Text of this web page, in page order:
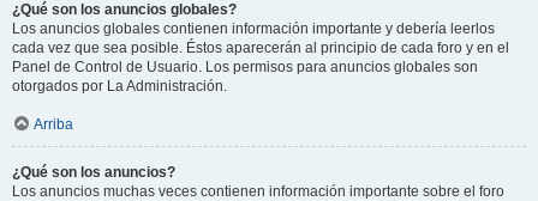
¿Qué son los anuncios globales?
Los anuncios globales contienen información importante y debería leerlos
cada vez que sea posible. Éstos aparecerán al principio de cada foro y en el
Panel de Control de Usuario. Los permisos para anuncios globales son
otorgados por La Administración.
Arriba
¿Qué son los anuncios?
Los anuncios muchas veces contienen información importante sobre el foro